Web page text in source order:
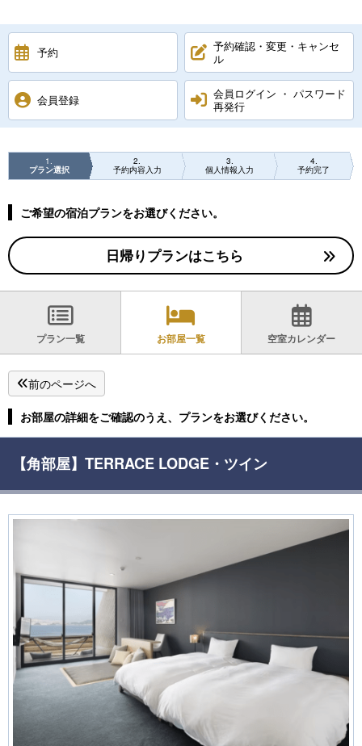
予約
予約確認・変更・キャンセ
ル
会員登録
会員ログイン ・ パスワード
再発行
1
プラン選択
2
予約内容入力
3
個人情報入力
4
予約完了
ご希望の宿泊プランをお選びください。
日帰りプランはこちら
プラン一覧 お部屋一覧 空室カレンダー
前のページへ
お部屋の詳細をご確認のうえ、プランをお選びください。
【角部屋】TERRACE LODGE・ツイン